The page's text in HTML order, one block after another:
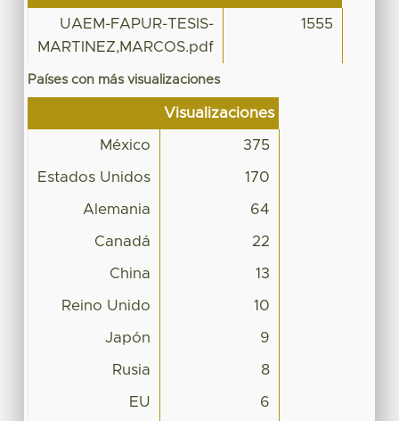
UAEM-FAPUR-TESIS-
MARTINEZ,MARCOS.pdf
1555
Países con más visualizaciones
Visualizaciones
México 375
Estados Unidos 170
Alemania 64
Canadá 22
China 13
Reino Unido 10
Japón 9
Rusia 8
EU 6